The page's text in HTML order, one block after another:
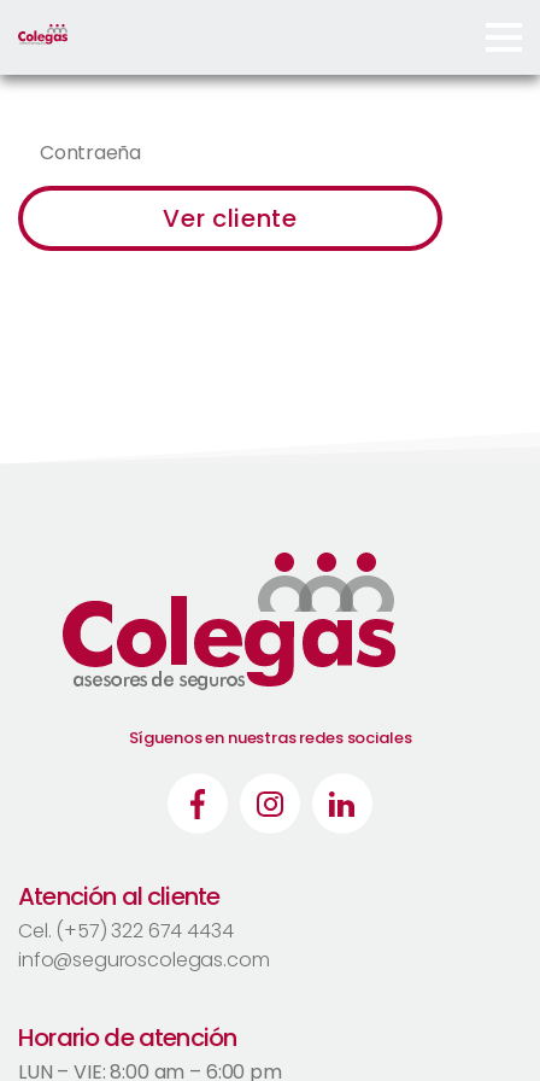
Síguenos en nuestras redes sociales
Atención al cliente
Cel. (+57) 322 674 4434
info@seguroscolegas.com
Horario de atención
LUN – VIE: 8:00 am – 6:00 pm